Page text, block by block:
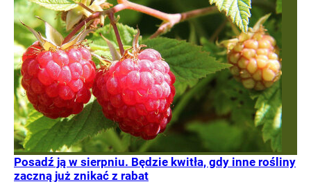
Posadź ją w sierpniu. Będzie kwitła, gdy inne rośliny
zaczną już znikać z rabat